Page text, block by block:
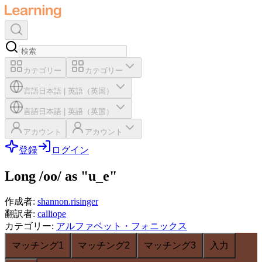
カテゴリー カテゴリー
言語 日本語 英語（英国）
言語 日本語 英語（英国）
アカウント アカウント
登録 ログイン
Long /oo/ as "u_e"
作成者: shannon.risinger
翻訳者: calliope
カテゴリー: アルファベット・フォニックス
マッチング1
マッチング2 マッチング3 入力